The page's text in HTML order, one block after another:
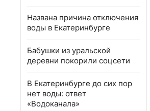
Названа причина отключения
воды в Екатеринбурге
Бабушки из уральской
деревни покорили соцсети
В Екатеринбурге до сих пор
нет воды: ответ
«Водоканала»